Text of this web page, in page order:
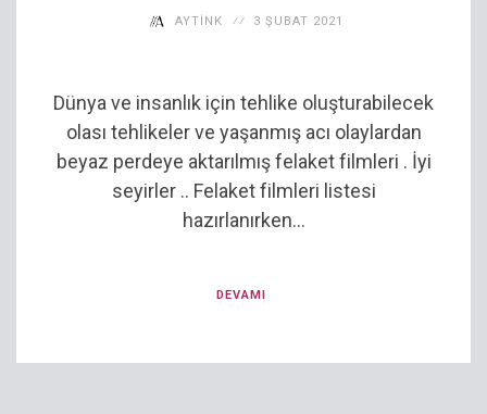
AYTINK 3 ŞUBAT 2021
Dünya ve insanlık için tehlike oluşturabilecek
olası tehlikeler ve yaşanmış acı olaylardan
beyaz perdeye aktarılmış felaket filmleri . İyi
seyirler .. Felaket filmleri listesi
hazırlanırken...
DEVAMI